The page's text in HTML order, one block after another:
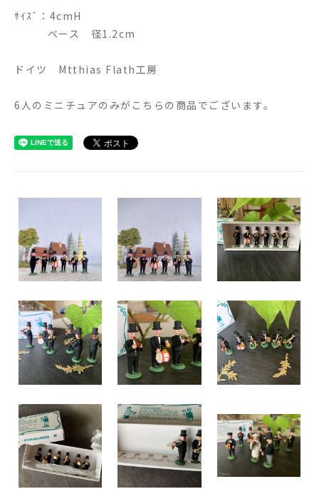
ｻｲｽﾞ：4cmH
ベース 径1.2cm
ドイツ Mtthias Flath工房
6人のミニチュアのみがこちらの商品でございます。